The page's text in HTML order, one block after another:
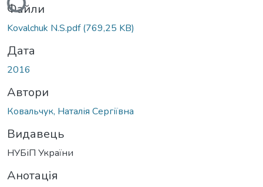
Вантажиться...
Файли
Kovalchuk N.S.pdf(769,25 KB)
Дата
2016
Автори
Ковальчук, Наталія Сергіївна
Видавець
НУБіП України
Анотація